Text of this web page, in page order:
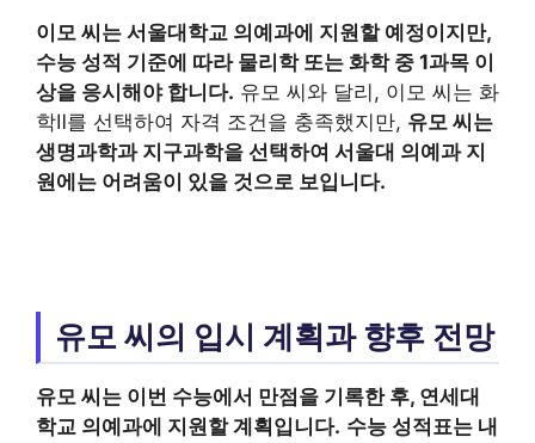
이모 씨는 서울대학교 의예과에 지원할 예정이지만,
수능 성적 기준에 따라 물리학 또는 화학 중 1과목 이
상을 응시해야 합니다. 유모 씨와 달리, 이모 씨는 화
학Ⅱ를 선택하여 자격 조건을 충족했지만, 유모 씨는
생명과학과 지구과학을 선택하여 서울대 의예과 지
원에는 어려움이 있을 것으로 보입니다.
유모 씨의 입시 계획과 향후 전망
유모 씨는 이번 수능에서 만점을 기록한 후, 연세대
학교 의예과에 지원할 계획입니다. 수능 성적표는 내